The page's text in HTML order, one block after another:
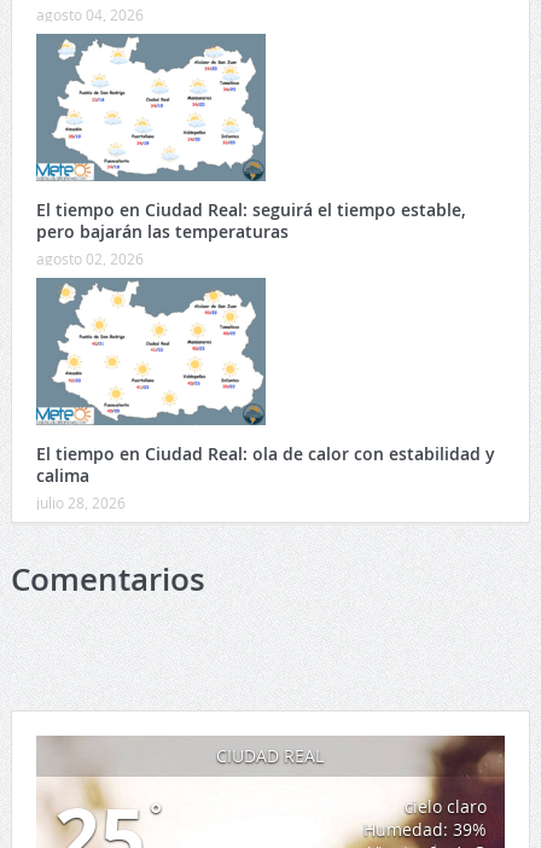
agosto 04, 2026
El tiempo en Ciudad Real: seguirá el tiempo estable,
pero bajarán las temperaturas
agosto 02, 2026
El tiempo en Ciudad Real: ola de calor con estabilidad y
calima
julio 28, 2026
Comentarios
CIUDAD REAL
°
cielo claro
Humedad: 39%